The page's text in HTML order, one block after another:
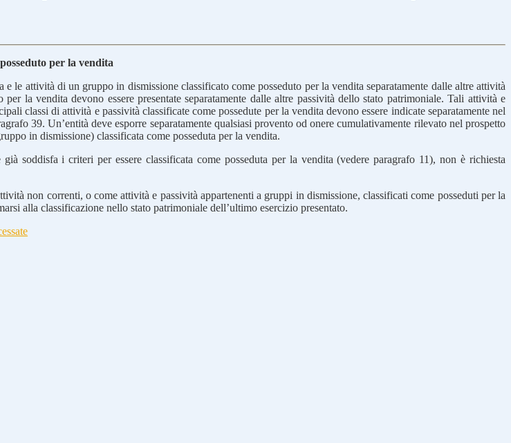
per la vendita
le attività di un gruppo in dismissione classificato come posseduto per la vendita separatamente dalle altre attività
la vendita devono essere presentate separatamente dalle altre passività dello stato patrimoniale. Tali attività e
classi di attività e passività classificate come possedute per la vendita devono essere indicate separatamente nel
39. Un’entità deve esporre separatamente qualsiasi provento od onere cumulativamente rilevato nel prospetto
in dismissione) classificata come posseduta per la vendita.
soddisfa i criteri per essere classificata come posseduta per la vendita (vedere paragrafo 11), non è richiesta
non correnti, o come attività e passività appartenenti a gruppi in dismissione, classificati come posseduti per la
alla classificazione nello stato patrimoniale dell’ultimo esercizio presentato.